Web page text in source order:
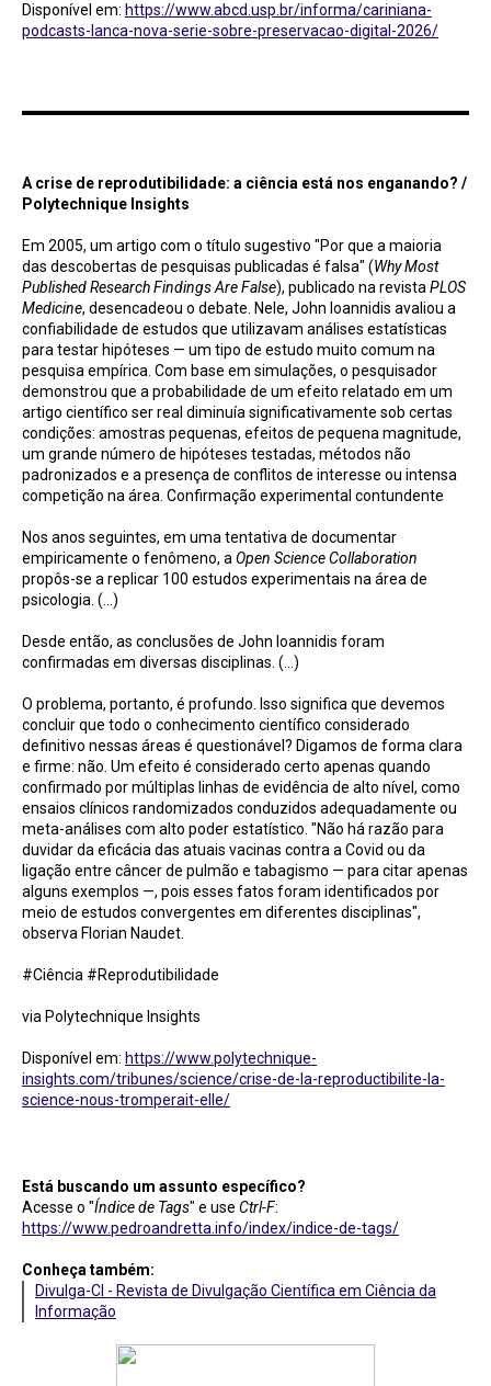
Disponível em: https://www.abcd.usp.br/informa/cariniana-
podcasts-lanca-nova-serie-sobre-preservacao-digital-2026/
A crise de reprodutibilidade: a ciência está nos enganando? /
Polytechnique Insights
Em 2005, um artigo com o título sugestivo "Por que a maioria
das descobertas de pesquisas publicadas é falsa" (Why Most
Published Research Findings Are False), publicado na revista PLOS
Medicine, desencadeou o debate. Nele, John Ioannidis avaliou a
confiabilidade de estudos que utilizavam análises estatísticas
para testar hipóteses — um tipo de estudo muito comum na
pesquisa empírica. Com base em simulações, o pesquisador
demonstrou que a probabilidade de um efeito relatado em um
artigo científico ser real diminuía significativamente sob certas
condições: amostras pequenas, efeitos de pequena magnitude,
um grande número de hipóteses testadas, métodos não
padronizados e a presença de conflitos de interesse ou intensa
competição na área. Confirmação experimental contundente
Nos anos seguintes, em uma tentativa de documentar
empiricamente o fenômeno, a Open Science Collaboration
propôs-se a replicar 100 estudos experimentais na área de
psicologia. (...)
Desde então, as conclusões de John Ioannidis foram
confirmadas em diversas disciplinas. (...)
O problema, portanto, é profundo. Isso significa que devemos
concluir que todo o conhecimento científico considerado
definitivo nessas áreas é questionável? Digamos de forma clara
e firme: não. Um efeito é considerado certo apenas quando
confirmado por múltiplas linhas de evidência de alto nível, como
ensaios clínicos randomizados conduzidos adequadamente ou
meta-análises com alto poder estatístico. "Não há razão para
duvidar da eficácia das atuais vacinas contra a Covid ou da
ligação entre câncer de pulmão e tabagismo — para citar apenas
alguns exemplos —, pois esses fatos foram identificados por
meio de estudos convergentes em diferentes disciplinas",
observa Florian Naudet.
#Ciência #Reprodutibilidade
via Polytechnique Insights
Disponível em: https://www.polytechnique-
insights.com/tribunes/science/crise-de-la-reproductibilite-la-
science-nous-tromperait-elle/
Está buscando um assunto específico?
Acesse o "Índice de Tags" e use Ctrl-F:
https://www.pedroandretta.info/index/indice-de-tags/
Conheça também:
Divulga-CI - Revista de Divulgação Científica em Ciência da
Informação